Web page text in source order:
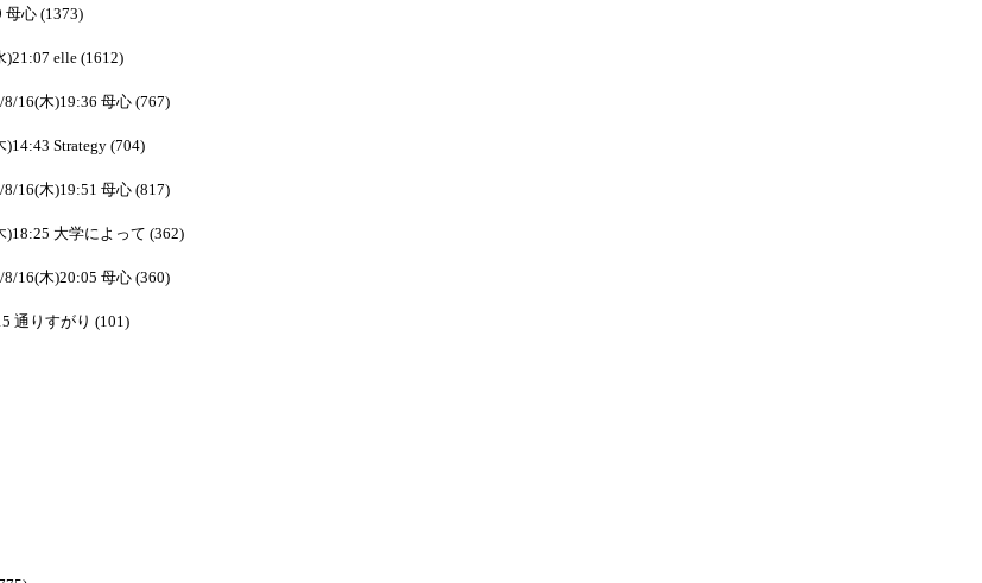
母心 (1373)
)21:07 elle (1612)
8/16(木)19:36 母心 (767)
)14:43 Strategy (704)
8/16(木)19:51 母心 (817)
)18:25 大学によって (362)
8/16(木)20:05 母心 (360)
通りすがり (101)